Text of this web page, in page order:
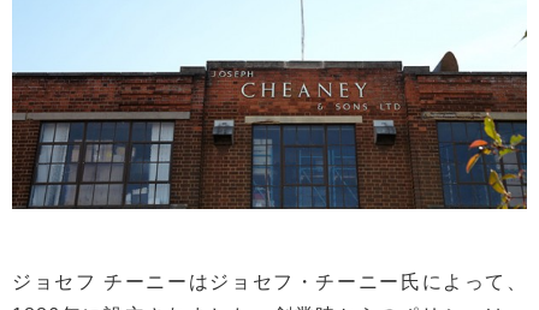
ジョセフ チーニーはジョセフ・チーニー氏によって、